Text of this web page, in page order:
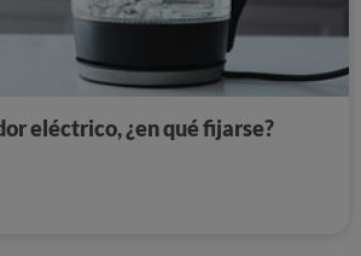
eléctrico, ¿en qué fijarse?